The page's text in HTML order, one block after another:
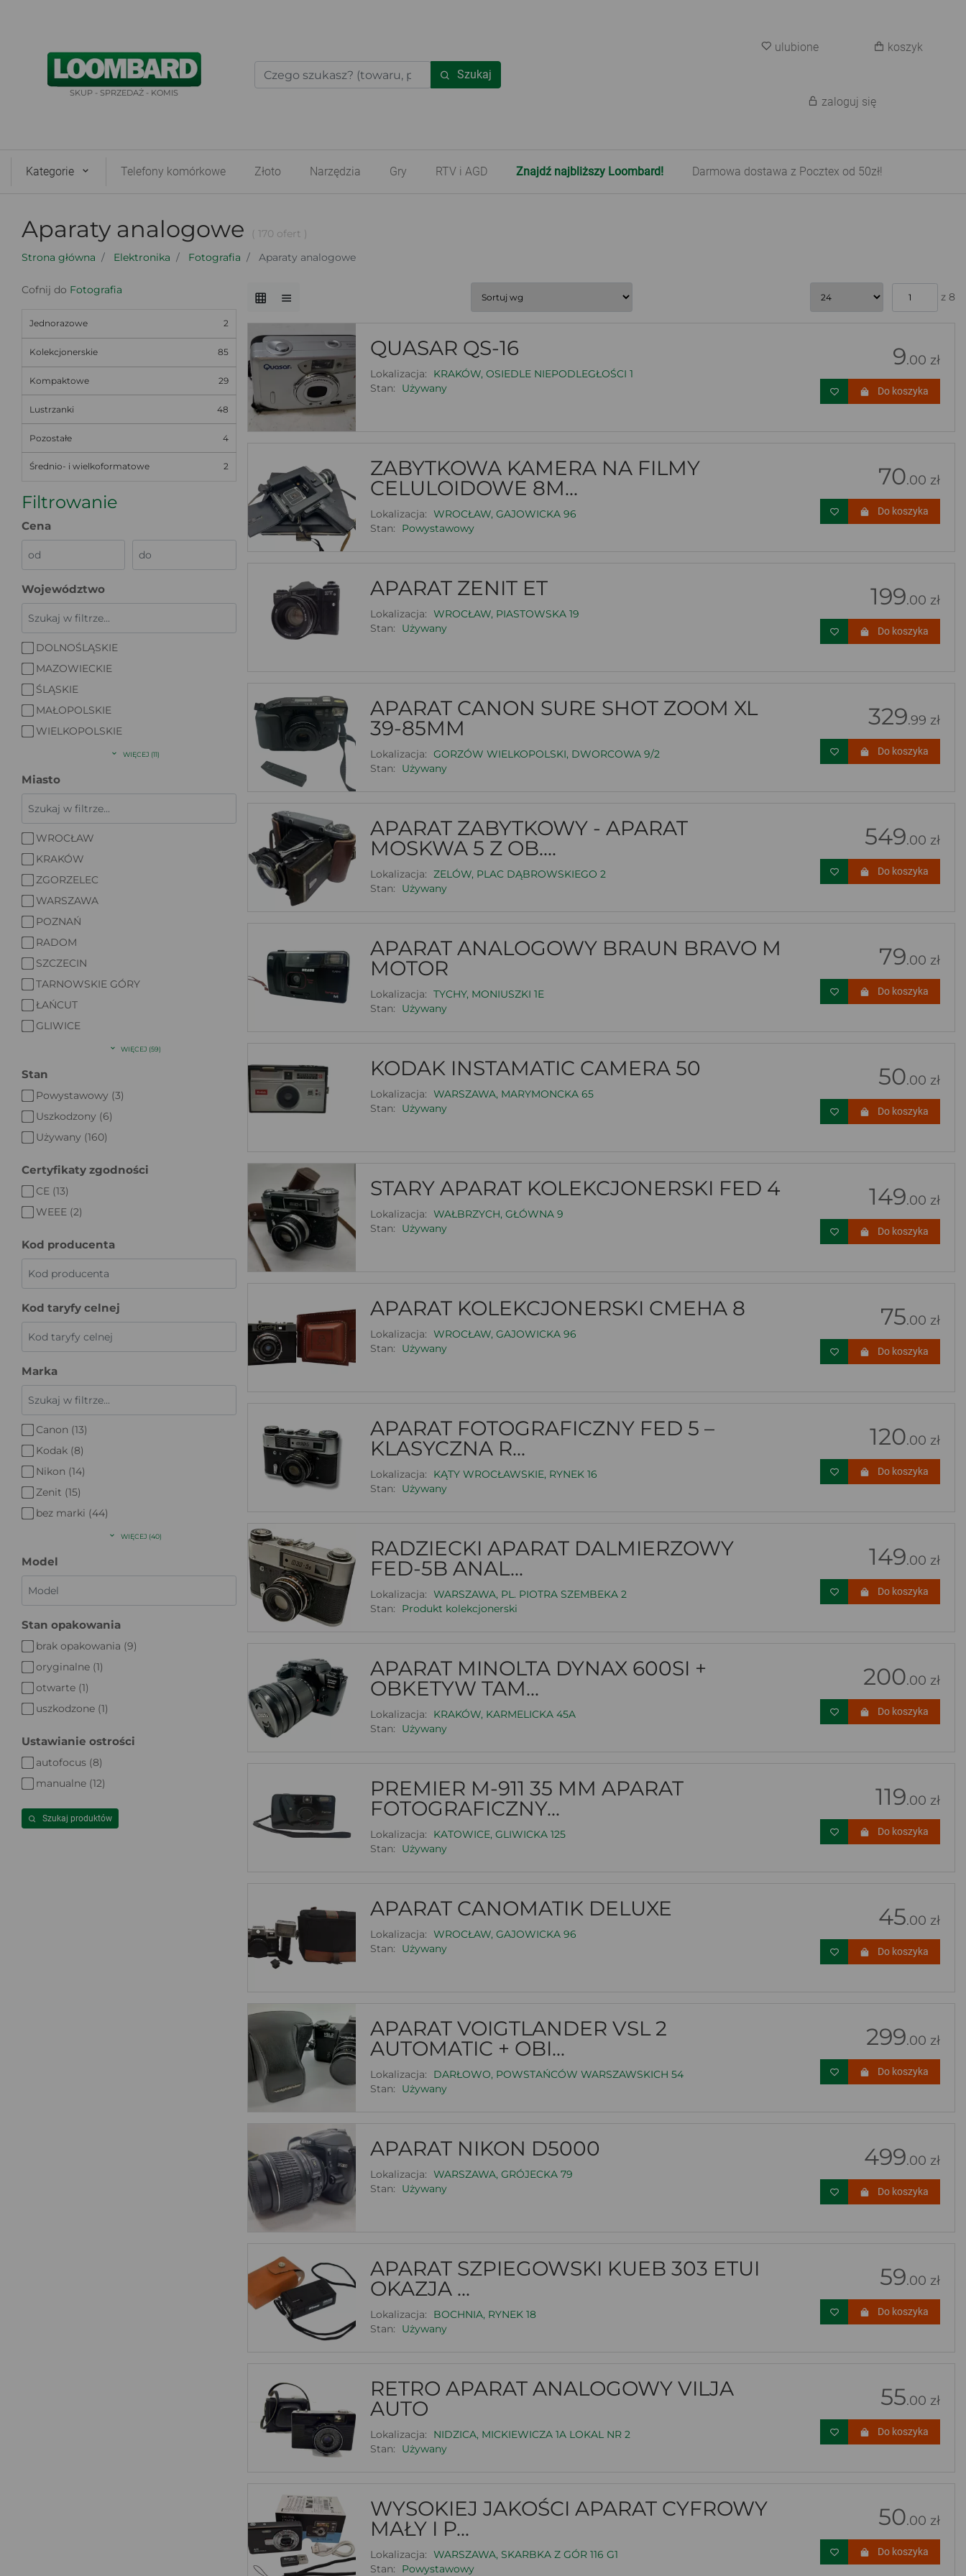
SKUP - SPRZEDAŻ - KOMIS
Szukaj
ulubione koszyk
zaloguj się
Kategorie Telefony komórkowe Złoto Narzędzia Gry RTV i AGD Znajdź najbliższy Loombard! Darmowa dostawa z Pocztex od 50zł!
Aparaty analogowe
( 170 ofert )
Strona główna
Elektronika Fotografia Aparaty analogowe
Cofnij do Fotografia
Jednorazowe 2
Kolekcjonerskie 85
Kompaktowe 29
Lustrzanki 48
Pozostałe 4
Średnio- i wielkoformatowe 2
Filtrowanie
Cena
Województwo
DOLNOŚLĄSKIE
MAZOWIECKIE
ŚLĄSKIE
MAŁOPOLSKIE
WIELKOPOLSKIE
WIĘCEJ (11)
Miasto
WROCŁAW
KRAKÓW
ZGORZELEC
WARSZAWA
POZNAŃ
RADOM
SZCZECIN
TARNOWSKIE GÓRY
ŁAŃCUT
GLIWICE
WIĘCEJ (59)
Stan
Powystawowy (3)
Uszkodzony (6)
Używany (160)
Certyfikaty zgodności
CE (13)
WEEE (2)
Kod producenta
Kod taryfy celnej
Marka
Canon (13)
Kodak (8)
Nikon (14)
Zenit (15)
bez marki (44)
WIĘCEJ (40)
Model
Stan opakowania
brak opakowania (9)
oryginalne (1)
otwarte (1)
uszkodzone (1)
Ustawianie ostrości
autofocus (8)
manualne (12)
Szukaj produktów
z 8
QUASAR QS-16
Lokalizacja:
KRAKÓW, OSIEDLE NIEPODLEGŁOŚCI 1
Stan:
Używany
9.00 zł
Do koszyka
ZABYTKOWA KAMERA NA FILMY
CELULOIDOWE 8M...
Lokalizacja: WROCŁAW, GAJOWICKA 96
Stan:
Powystawowy
70.00 zł
Do koszyka
APARAT ZENIT ET
Lokalizacja: WROCŁAW, PIASTOWSKA 19
Stan:
Używany
199.00 zł
Do koszyka
APARAT CANON SURE SHOT ZOOM XL
39-85MM
Lokalizacja: GORZÓW WIELKOPOLSKI, DWORCOWA 9/2
Stan:
Używany
329.99 zł
Do koszyka
APARAT ZABYTKOWY - APARAT
MOSKWA 5 Z OB....
Lokalizacja: ZELÓW, PLAC DĄBROWSKIEGO 2
Stan:
Używany
549.00 zł
Do koszyka
APARAT ANALOGOWY BRAUN BRAVO M
MOTOR
Lokalizacja: TYCHY, MONIUSZKI 1E
Stan:
Używany
79.00 zł
Do koszyka
KODAK INSTAMATIC CAMERA 50
Lokalizacja: WARSZAWA, MARYMONCKA 65
Stan:
Używany
50.00 zł
Do koszyka
STARY APARAT KOLEKCJONERSKI FED 4
Lokalizacja: WAŁBRZYCH, GŁÓWNA 9
Stan:
Używany
149.00 zł
Do koszyka
APARAT KOLEKCJONERSKI CMEHA 8
Lokalizacja: WROCŁAW, GAJOWICKA 96
Stan:
Używany
75.00 zł
Do koszyka
APARAT FOTOGRAFICZNY FED 5 –
KLASYCZNA R...
Lokalizacja:
KĄTY WROCŁAWSKIE, RYNEK 16
Stan:
Używany
120.00 zł
Do koszyka
RADZIECKI APARAT DALMIERZOWY
FED-5B ANAL...
Lokalizacja: WARSZAWA, PL. PIOTRA SZEMBEKA 2
Stan:
Produkt kolekcjonerski
149.00 zł
Do koszyka
APARAT MINOLTA DYNAX 600SI +
OBKETYW TAM...
Lokalizacja:
KRAKÓW, KARMELICKA 45A
Stan:
Używany
200.00 zł
Do koszyka
PREMIER M-911 35 MM APARAT
FOTOGRAFICZNY...
Lokalizacja:
KATOWICE, GLIWICKA 125
Stan:
Używany
119.00 zł
Do koszyka
APARAT CANOMATIK DELUXE
Lokalizacja: WROCŁAW, GAJOWICKA 96
Stan:
Używany
45.00 zł
Do koszyka
APARAT VOIGTLANDER VSL 2
AUTOMATIC + OBI...
Lokalizacja:
DARŁOWO, POWSTAŃCÓW WARSZAWSKICH 54
Stan:
Używany
299.00 zł
Do koszyka
APARAT NIKON D5000
Lokalizacja: WARSZAWA, GRÓJECKA 79
Stan:
Używany
499.00 zł
Do koszyka
APARAT SZPIEGOWSKI KUEB 303 ETUI
OKAZJA ...
Lokalizacja:
BOCHNIA, RYNEK 18
Stan:
Używany
59.00 zł
Do koszyka
RETRO APARAT ANALOGOWY VILJA
AUTO
Lokalizacja:
NIDZICA, MICKIEWICZA 1A LOKAL NR 2
Stan:
Używany
55.00 zł
Do koszyka
WYSOKIEJ JAKOŚCI APARAT CYFROWY
MAŁY I P...
Lokalizacja: WARSZAWA, SKARBKA Z GÓR 116 G1
Stan:
Powystawowy
50.00 zł
Do koszyka